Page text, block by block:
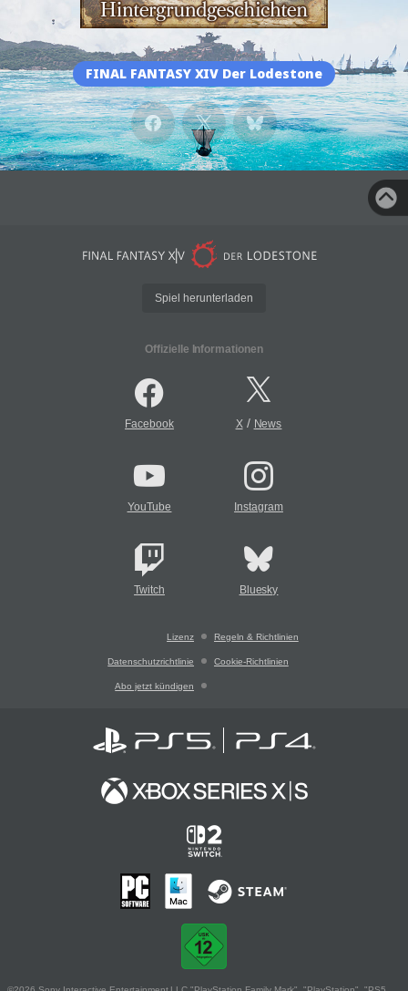
FINAL FANTASY XIV Der Lodestone
Spiel herunterladen
Offizielle Informationen
Facebook X/ News
YouTube Instagram
Twitch Bluesky
Lizenz Regeln & Richtlinien
Datenschutzrichtlinie Cookie-Richtlinien
Abo jetzt kündigen